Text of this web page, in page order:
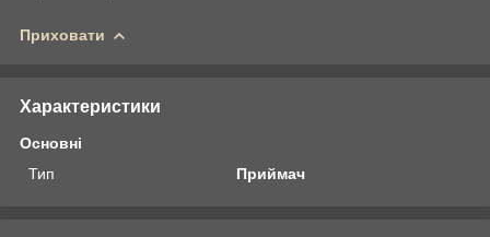
Приховати
Характеристики
Основні
Тип
Приймач